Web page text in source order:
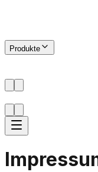
Produkte